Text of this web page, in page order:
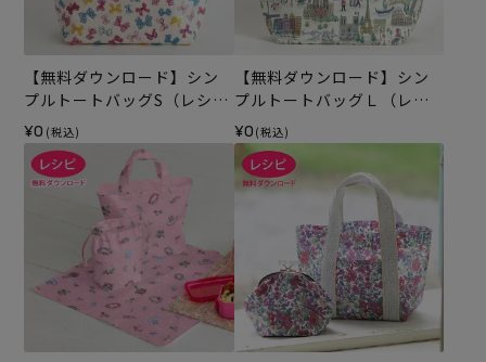
【無料ダウンロード】シン
プルトートバッグS（レシ
ピ）
¥0 (税込)
【無料ダウンロード】シン
プルトートバッグＬ（レシ
ピ）
¥0 (税込)